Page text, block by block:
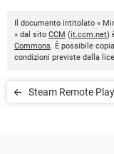
Il documento intitolato «
» dal sito CCM (it.ccm.net)
Commons. È possibile
condizioni previste dalla
Steam Remote Play